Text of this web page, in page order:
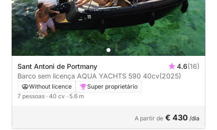
Sant Antoni de Portmany 4.6(16)
Barco sem licença AQUA YACHTS 590 40cv(2025)
Without licence
Super proprietário
7 pessoas · 40 cv · 5.6 m
A partir de € 430 /dia